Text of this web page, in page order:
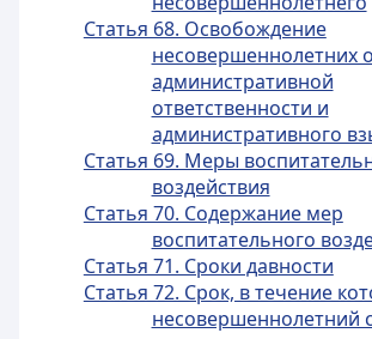
Статья 68. Освобождение
несовершеннолетних
административной
ответственности и
административного
Статья 69. Меры
воздействия
Статья 70. Содержание мер
воспитательного
Статья 71. Сроки давности
Статья 72. Срок, в течение
несовершеннолетний